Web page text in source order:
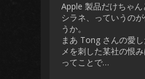
Apple 製品だけちゃ
シラネ、っていうの
うか。
まあ Tong さんの愛
メを刺した某社の恨
ってことで…